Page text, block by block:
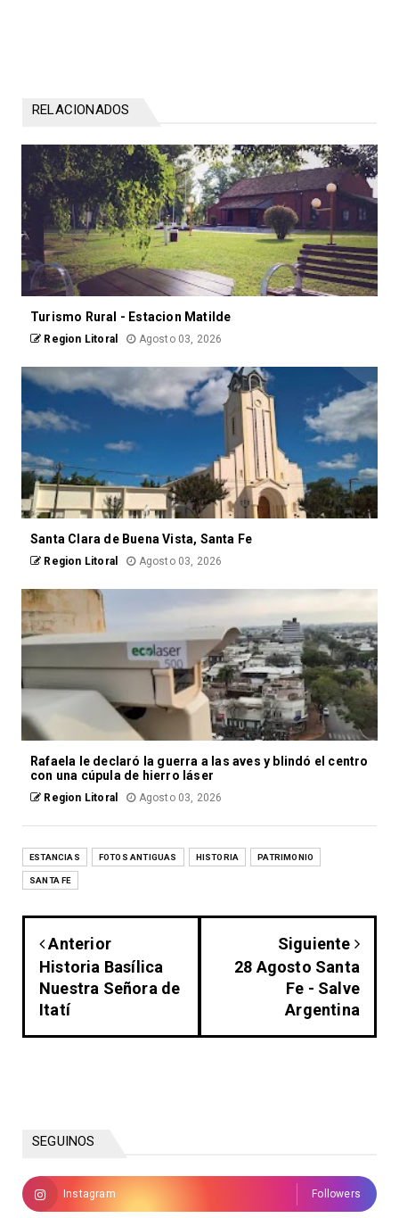
RELACIONADOS
Turismo Rural - Estacion Matilde
Region Litoral Agosto 03, 2026
Santa Clara de Buena Vista, Santa Fe
Region Litoral Agosto 03, 2026
Rafaela le declaró la guerra a las aves y blindó el centro
con una cúpula de hierro láser
Region Litoral Agosto 03, 2026
ESTANCIAS FOTOS ANTIGUAS HISTORIA PATRIMONIO
SANTA FE
Anterior
Historia Basílica
Nuestra Señora de
Itatí
Siguiente
28 Agosto Santa
Fe - Salve
Argentina
SEGUINOS
Instagram Followers